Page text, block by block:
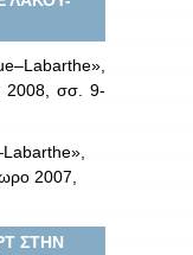
–Labarthe»,
2008, σσ. 9-
Labarthe»,
2007,
ΣΤΗΝ